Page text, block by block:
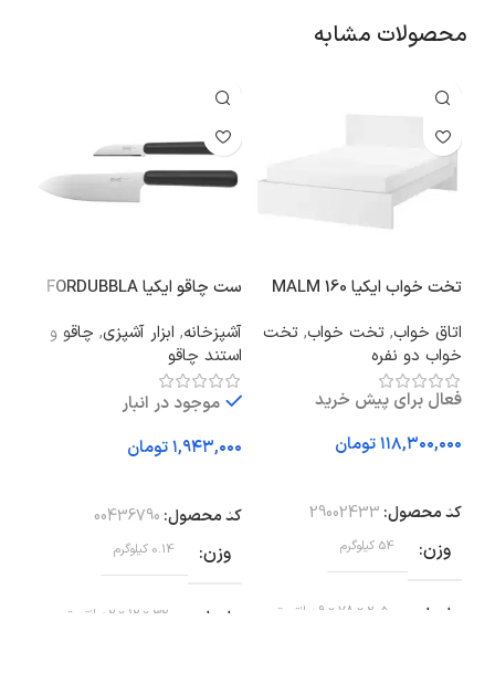
محصولات مشابه
تخت خواب ایکیا 160 MALM
اتاق خواب, تخت خواب, تخت
خواب دو نفره
فعال برای پیش خرید
تومان
کد محصول: 29002433
وزن 54 کیلوگرم
ابعاد 205 × 78 × 9 سانتیمتر
ست چاقو ایکیا FORDUBBLA
آشپزخانه, ابزار آشپزی, چاقو و
استند چاقو
موجود در انبار
تومان
کد محصول: 00436790
وزن 0.14 کیلوگرم
ابعاد 32 × 12 × 2 سانتیمتر